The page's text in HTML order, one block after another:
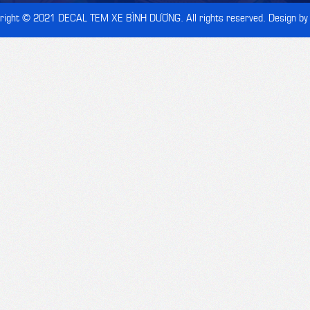
© 2021 DECAL TEM XE BÌNH DƯƠNG . All rights reserved. Design